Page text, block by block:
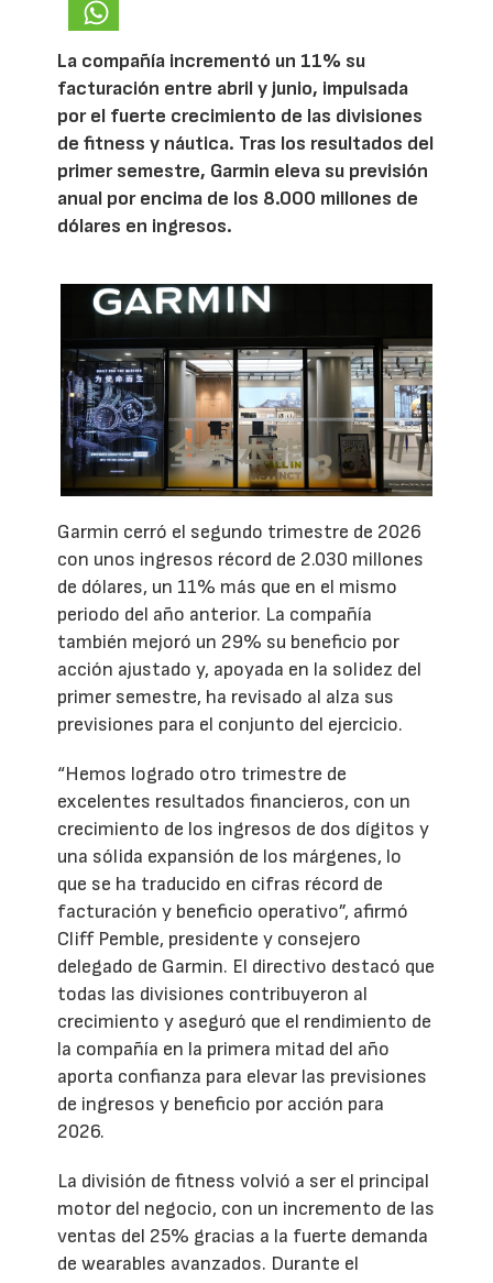
La compañía incrementó un 11% su
facturación entre abril y junio, impulsada
por el fuerte crecimiento de las divisiones
de fitness y náutica. Tras los resultados del
primer semestre, Garmin eleva su previsión
anual por encima de los 8.000 millones de
dólares en ingresos.
Garmin cerró el segundo trimestre de 2026
con unos ingresos récord de 2.030 millones
de dólares, un 11% más que en el mismo
periodo del año anterior. La compañía
también mejoró un 29% su beneficio por
acción ajustado y, apoyada en la solidez del
primer semestre, ha revisado al alza sus
previsiones para el conjunto del ejercicio.
“Hemos logrado otro trimestre de
excelentes resultados financieros, con un
crecimiento de los ingresos de dos dígitos y
una sólida expansión de los márgenes, lo
que se ha traducido en cifras récord de
facturación y beneficio operativo”, afirmó
Cliff Pemble, presidente y consejero
delegado de Garmin. El directivo destacó que
todas las divisiones contribuyeron al
crecimiento y aseguró que el rendimiento de
la compañía en la primera mitad del año
aporta confianza para elevar las previsiones
de ingresos y beneficio por acción para
2026.
La división de fitness volvió a ser el principal
motor del negocio, con un incremento de las
ventas del 25% gracias a la fuerte demanda
de wearables avanzados. Durante el